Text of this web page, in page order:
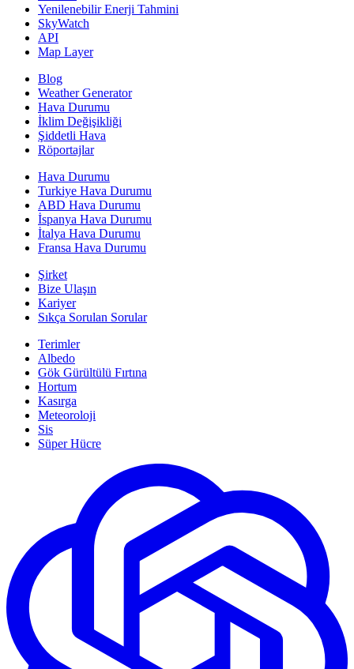
Yenilenebilir Enerji Tahmini
SkyWatch
API
Map Layer
Blog
Weather Generator
Hava Durumu
İklim Değişikliği
Şiddetli Hava
Röportajlar
Hava Durumu
Turkiye Hava Durumu
ABD Hava Durumu
İspanya Hava Durumu
İtalya Hava Durumu
Fransa Hava Durumu
Şirket
Bize Ulaşın
Kariyer
Sıkça Sorulan Sorular
Terimler
Albedo
Gök Gürültülü Fırtına
Hortum
Kasırga
Meteoroloji
Sis
Süper Hücre